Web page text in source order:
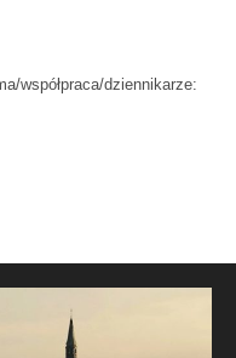
współpraca/dziennikarze: